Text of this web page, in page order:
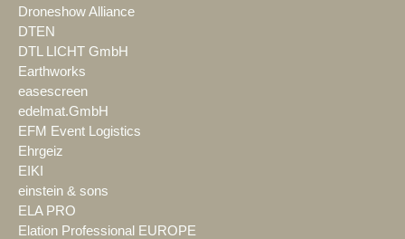
Droneshow Alliance
DTEN
DTL LICHT GmbH
Earthworks
easescreen
edelmat.GmbH
EFM Event Logistics
Ehrgeiz
EIKI
einstein & sons
ELA PRO
Elation Professional EUROPE